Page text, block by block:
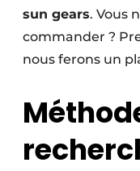
sun gears. Vous
commander ?
nous ferons un